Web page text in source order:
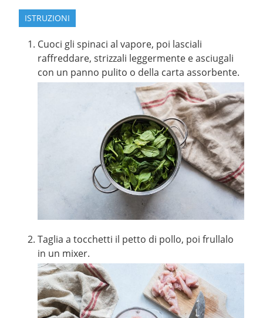
ISTRUZIONI
Cuoci gli spinaci al vapore, poi lasciali
raffreddare, strizzali leggermente e asciugali
con un panno pulito o della carta assorbente.
Taglia a tocchetti il petto di pollo, poi frullalo
in un mixer.